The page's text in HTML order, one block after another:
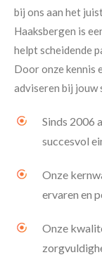
bij ons aan het
Haaksbergen is
helpt scheidende
Door onze kennis
adviseren bij jouw
Sinds 2006
succesvol
Onze
ervaren en
Onze